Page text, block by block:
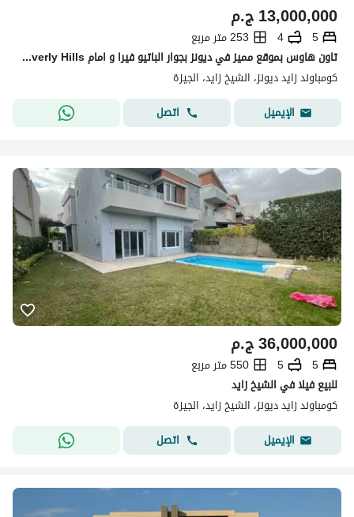
ج.م13,000,000
5
4
253 متر مربع
تاون هاوس بموقع مميز في ديونز بجوار الباتيو فيرا و امام Beverly Hills و بالقرب من Arkan Plaza
كومباوند زايد ديونز، الشيخ زايد، الجيزة
الإيميل
اتصل
ج.م36,000,000
5
5
550 متر مربع
للبيع فيلا في الشيخ زايد
كومباوند زايد ديونز، الشيخ زايد، الجيزة
الإيميل
اتصل